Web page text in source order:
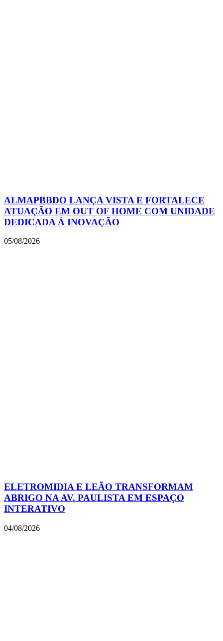
ALMAPBBDO LANÇA VISTA E FORTALECE
ATUAÇÃO EM OUT OF HOME COM UNIDADE
DEDICADA À INOVAÇÃO
05/08/2026
ELETROMIDIA E LEÃO TRANSFORMAM
ABRIGO NA AV. PAULISTA EM ESPAÇO
INTERATIVO
04/08/2026